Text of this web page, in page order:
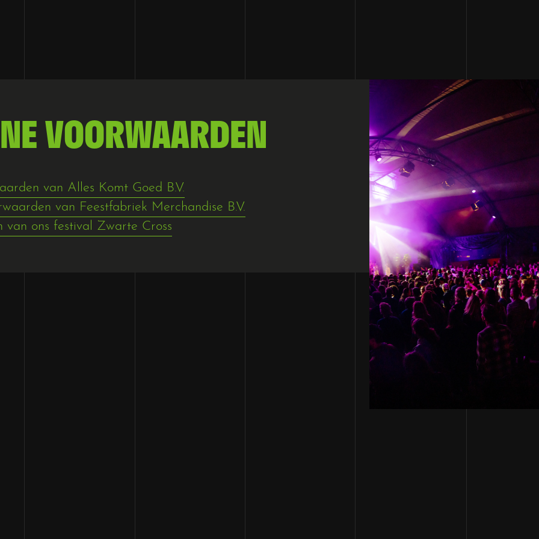
Privacyverklaring
Disclaimer
VOORWAARDEN
van Alles Komt Goed B.V.
van Feestfabriek Merchandise B.V.
ons festival Zwarte Cross